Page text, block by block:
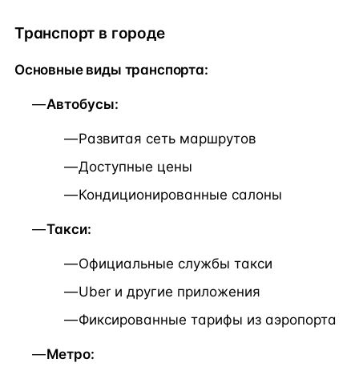
Транспорт в городе
Основные виды транспорта:
Автобусы:
Развитая сеть маршрутов
Доступные цены
Кондиционированные салоны
Такси:
Официальные службы такси
Uber и другие приложения
Фиксированные тарифы из аэропорта
Метро: